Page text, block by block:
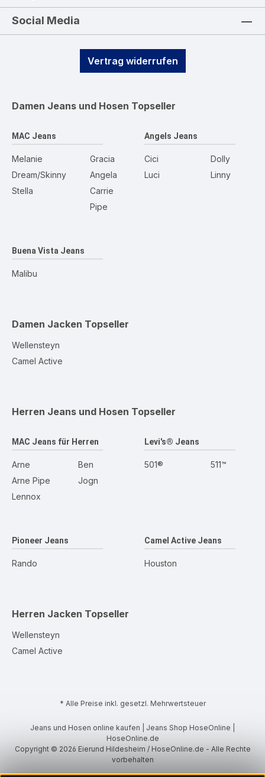
Social Media
Vertrag widerrufen
Damen Jeans und Hosen Topseller
MAC Jeans
Melanie
Dream/Skinny
Stella
Gracia
Angela
Carrie
Pipe
Angels Jeans
Cici
Luci
Dolly
Linny
Buena Vista Jeans
Malibu
Damen Jacken Topseller
Wellensteyn
Camel Active
Herren Jeans und Hosen Topseller
MAC Jeans für Herren
Arne
Arne Pipe
Lennox
Ben
Jogn
Levi's® Jeans
501® 511™
Pioneer Jeans
Rando
Camel Active Jeans
Houston
Herren Jacken Topseller
Wellensteyn
Camel Active
* Alle Preise inkl. gesetzl. Mehrwertsteuer
Jeans und Hosen online kaufen | Jeans Shop HoseOnline |
HoseOnline.de
Copyright © 2026 Eierund Hildesheim / HoseOnline.de - Alle Rechte
vorbehalten